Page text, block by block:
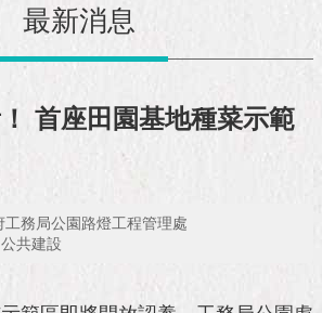
最新消息
首座田園基地種菜示範
務局公園路燈工程管理處
共建設